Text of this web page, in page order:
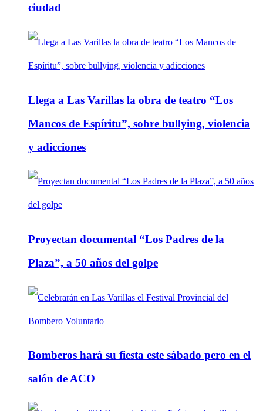
ciudad
Llega a Las Varillas la obra de teatro “Los
Mancos de Espíritu”, sobre bullying, violencia
y adicciones
Proyectan documental “Los Padres de la
Plaza”, a 50 años del golpe
Bomberos hará su fiesta este sábado pero en el
salón de ACO